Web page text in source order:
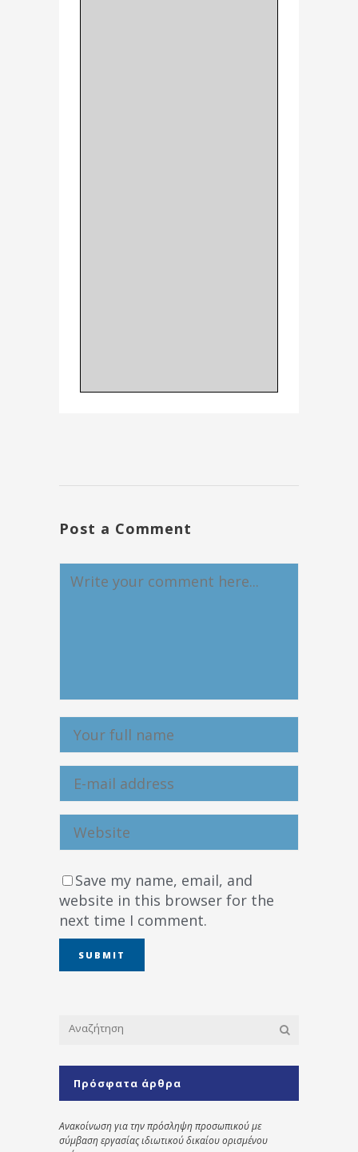
Post a Comment
Save my name, email, and
website in this browser for the
next time I comment.
Πρόσφατα άρθρα
Ανακοίνωση για την πρόσληψη προσωπικού με
σύμβαση εργασίας ιδιωτικού δικαίου ορισμένου